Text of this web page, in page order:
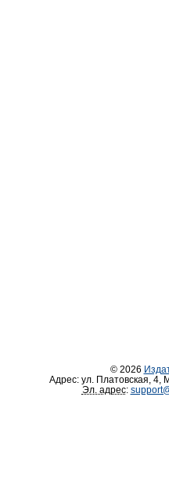
© 2026
Адрес: ул. Платовская, 4
Эл. адрес: